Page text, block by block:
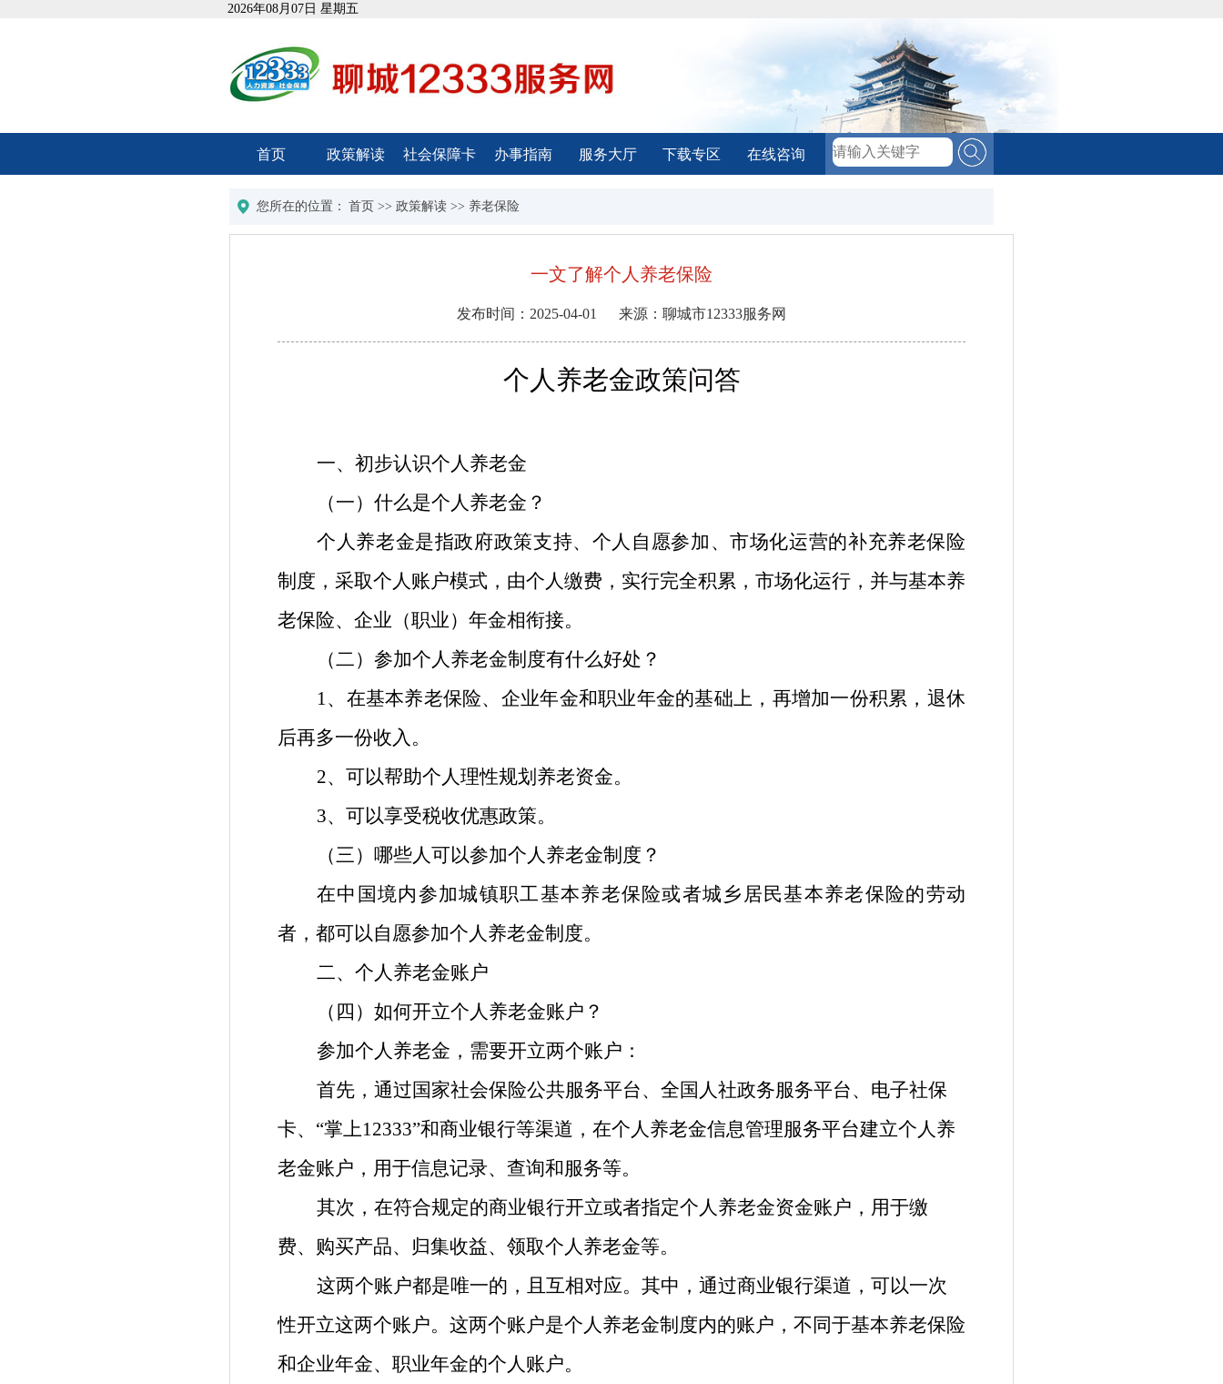
2026年08月07日 星期五
首页 政策解读 社会保障卡 办事指南 服务大厅 下载专区 在线咨询
您所在的位置： 首页 >> 政策解读 >> 养老保险
一文了解个人养老保险
发布时间： 2025-04-01 来源： 聊城市12333服务网
个人养老金政策问答
一、初步认识个人养老金
（一）什么是个人养老金？
个人养老金是指政府政策支持、个人自愿参加、市场化运营的补充养老保险
制度，采取个人账户模式，由个人缴费，实行完全积累，市场化运行，并与基本养
老保险、企业（职业）年金相衔接。
（二）参加个人养老金制度有什么好处？
1、在基本养老保险、企业年金和职业年金的基础上，再增加一份积累，退休
后再多一份收入。
2、可以帮助个人理性规划养老资金。
3、可以享受税收优惠政策。
（三）哪些人可以参加个人养老金制度？
在中国境内参加城镇职工基本养老保险或者城乡居民基本养老保险的劳动
者，都可以自愿参加个人养老金制度。
二、个人养老金账户
（四）如何开立个人养老金账户？
参加个人养老金，需要开立两个账户：
首先，通过国家社会保险公共服务平台、全国人社政务服务平台、电子社保
卡、 “掌上12333”和商业银行等渠道，在个人养老金信息管理服务平台建立个人养
老金账户，用于信息记录、查询和服务等。
其次，在符合规定的商业银行开立或者指定个人养老金资金账户，用于缴
费、购买产品、归集收益、领取个人养老金等。
这两个账户都是唯一的，且互相对应。其中，通过商业银行渠道，可以一次
性开立这两个账户。这两个账户是个人养老金制度内的账户，不同于基本养老保险
和企业年金、职业年金的个人账户。